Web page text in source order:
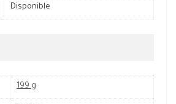
Disponible
199 g